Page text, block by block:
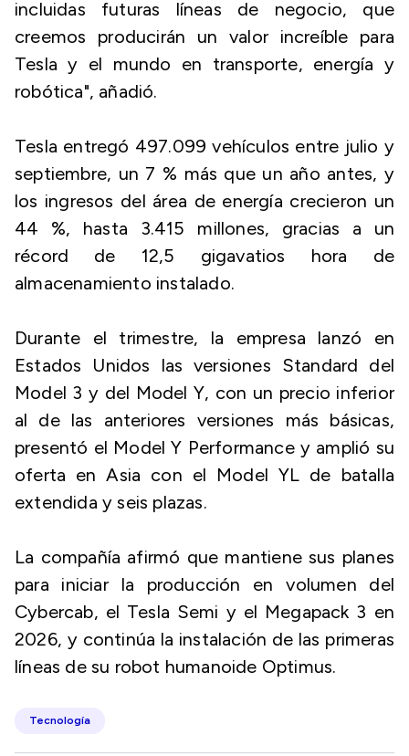
incluidas futuras líneas de negocio, que
creemos producirán un valor increíble para
Tesla y el mundo en transporte, energía y
robótica", añadió.
Tesla entregó 497.099 vehículos entre julio y
septiembre, un 7 % más que un año antes, y
los ingresos del área de energía crecieron un
44 %, hasta 3.415 millones, gracias a un
récord de 12,5 gigavatios hora de
almacenamiento instalado.
Durante el trimestre, la empresa lanzó en
Estados Unidos las versiones Standard del
Model 3 y del Model Y, con un precio inferior
al de las anteriores versiones más básicas,
presentó el Model Y Performance y amplió su
oferta en Asia con el Model YL de batalla
extendida y seis plazas.
La compañía afirmó que mantiene sus planes
para iniciar la producción en volumen del
Cybercab, el Tesla Semi y el Megapack 3 en
2026, y continúa la instalación de las primeras
líneas de su robot humanoide Optimus.
Tecnología